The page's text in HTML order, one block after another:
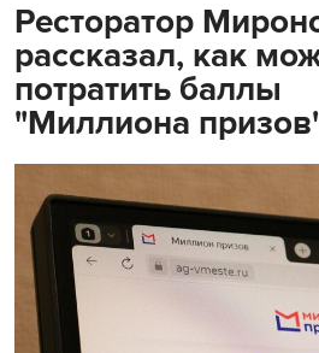
Ресторатор
рассказал, как
потратить баллы
"Миллиона